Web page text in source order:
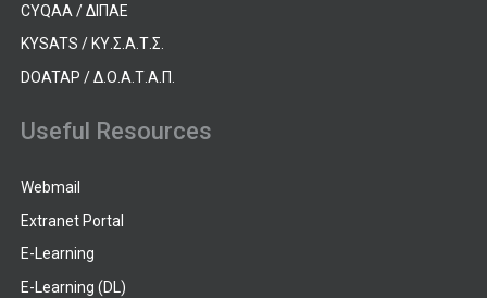
CYQAA / ΔΙΠΑΕ
KYSATS / ΚΥ.Σ.Α.Τ.Σ.
DOATAP / Δ.Ο.Α.Τ.Α.Π.
Useful Resources
Webmail
Extranet Portal
E-Learning
E-Learning (DL)